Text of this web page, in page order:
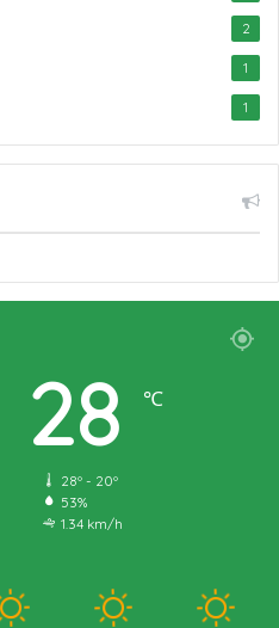
2
1
1
28 ℃
28º - 20º
53%
1.34 km/h